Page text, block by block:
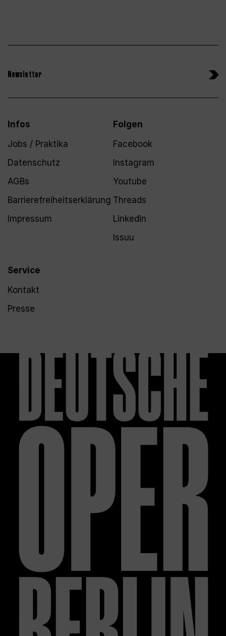
Newsletter
Infos
Jobs / Praktika
Datenschutz
AGBs
Barrierefreiheitserklärung
Impressum
Service
Kontakt
Presse
Folgen
Facebook
Instagram
Youtube
Threads
LinkedIn
Issuu